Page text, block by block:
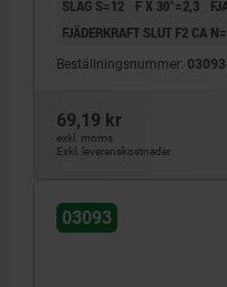
SLAG S=12
F X 30°=2,3
FJÄDERKRAFT SLUT F2 CA
Beställningsnummer:
69,19 kr
exkl. moms
Exkl. leveranskostnader
03093